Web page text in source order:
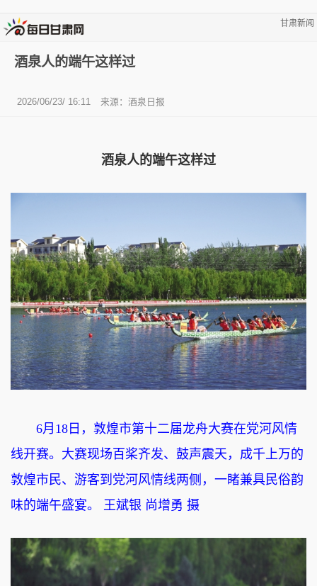
甘肃新闻
酒泉人的端午这样过
2026/06/23/ 16:11 来源：酒泉日报
酒泉人的端午这样过
6月18日，敦煌市第十二届龙舟大赛在党河风情
线开赛。大赛现场百桨齐发、鼓声震天，成千上万的
敦煌市民、游客到党河风情线两侧，一睹兼具民俗韵
味的端午盛宴。 王斌银 尚增勇 摄